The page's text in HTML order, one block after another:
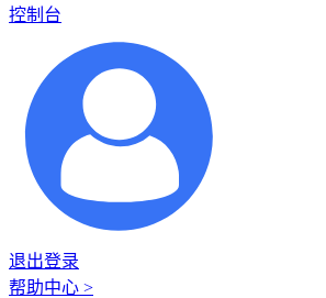
控制台
退出登录
帮助中心 >